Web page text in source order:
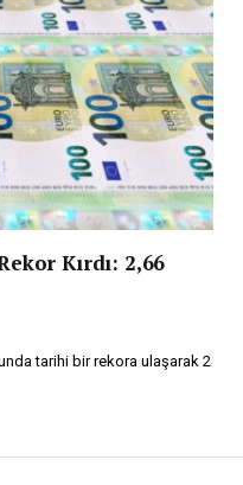
Kırdı: 2,66
tarihi bir rekora ulaşarak 2